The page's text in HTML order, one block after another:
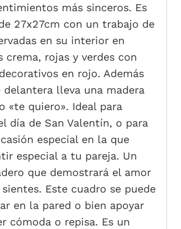
más sinceros. Es
27x27cm con un trabajo de
en su interior en
crema, rojas y verdes con
en rojo. Además
delantera lleva una madera
«te quiero». Ideal para
día de San Valentín, o para
especial en la que
especial a tu pareja. Un
que demostrará el amor
Este cuadro se puede
en la pared o bien apoyar
cómoda o repisa. Es un